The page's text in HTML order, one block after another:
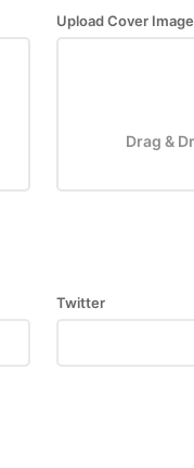
Upload Cover Image
Drag &
Twitter